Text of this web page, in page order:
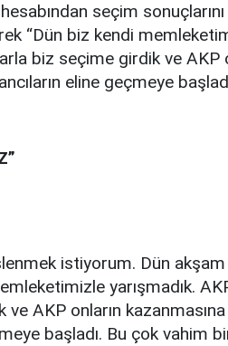
seçim sonuçlarını
“Dün biz kendi
biz seçime girdik ve AKP
eline geçmeye
istiyorum. Dün akşam
yarışmadık.
AKP onların
başladı. Bu çok vahim